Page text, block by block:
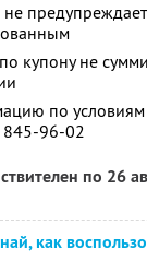
купону не
по условиям
845-96-02
по 26
как